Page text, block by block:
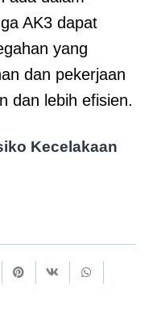
AK3 dapat
yang
dan pekerjaan
dan lebih efisien.
Kecelakaan